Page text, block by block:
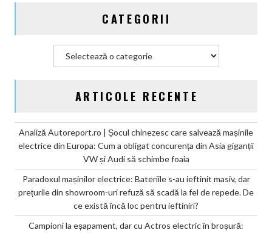
CO2
CATEGORII
ARTICOLE RECENTE
Analiză Autoreport.ro | Șocul chinezesc care salvează mașinile
electrice din Europa: Cum a obligat concurența din Asia giganții
VW și Audi să schimbe foaia
Paradoxul mașinilor electrice: Bateriile s-au ieftinit masiv, dar
prețurile din showroom-uri refuză să scadă la fel de repede. De
ce există încă loc pentru ieftiniri?
Campioni la eșapament, dar cu Actros electric în broșură: